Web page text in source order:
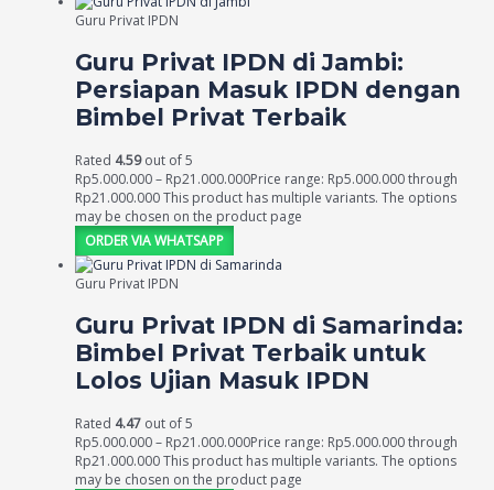
Guru Privat IPDN
Guru Privat IPDN di Jambi:
Persiapan Masuk IPDN dengan
Bimbel Privat Terbaik
Rated 4.59out of 5
Rp5.000.000– Rp21.000.000Price range: Rp5.000.000 through
Rp21.000.000This product has multiple variants. The options
may be chosen on the product page
ORDER VIA WHATSAPP
Guru Privat IPDN
Guru Privat IPDN di Samarinda:
Bimbel Privat Terbaik untuk
Lolos Ujian Masuk IPDN
Rated 4.47 out of 5
Rp5.000.000– Rp21.000.000Price range: Rp5.000.000 through
Rp21.000.000This product has multiple variants. The options
may be chosen on the product page